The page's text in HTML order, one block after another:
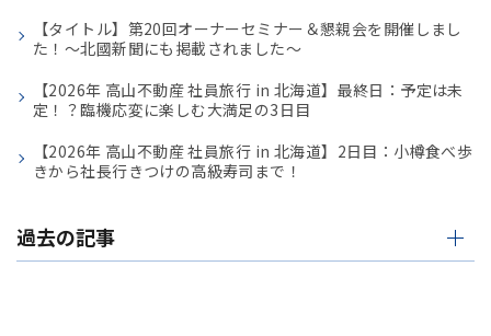
【タイトル】第20回オーナーセミナー＆懇親会を開催しまし
た！〜北國新聞にも掲載されました〜
【2026年 高山不動産 社員旅行 in 北海道】最終日：予定は未
定！？臨機応変に楽しむ大満足の3日目
【2026年 高山不動産 社員旅行 in 北海道】2日目：小樽食べ歩
きから社長行きつけの高級寿司まで！
過去の記事